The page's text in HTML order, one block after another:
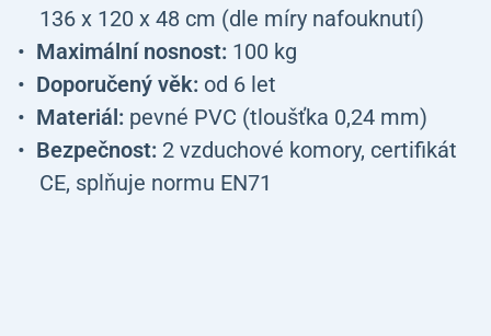
136 x 120 x 48 cm (dle míry nafouknutí)
Maximální nosnost: 100 kg
Doporučený věk: od 6 let
Materiál: pevné PVC (tloušťka 0,24 mm)
Bezpečnost: 2 vzduchové komory, certifikát
CE, splňuje normu EN71